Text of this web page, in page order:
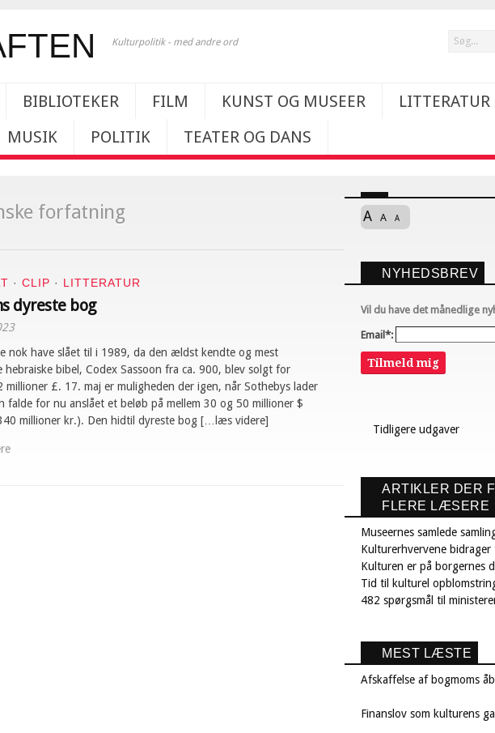
Kulturpolitik - med andre ord
BIBLIOTEKER FILM KUNST OG MUSEER
LITTERATUR
MUSIK POLITIK TEATER OG DANS
forfatning
· CLIP · LITTERATUR
dyreste bog
nok have slået til i 1989, da den ældst kendte og mest
hebraiske bibel, Codex Sassoon fra ca. 900, blev solgt for
millioner £. 17. maj er muligheden der igen, når Sothebys lader
falde for nu anslået et beløb på mellem 30 og 50 millioner $
millioner kr.). Den hidtil dyreste bog […læs videre]
A A A
NYHEDSBREV
Vil du have det månedlige
Email*:
Tilmeld mig
Tidligere udgaver
ARTIKLER DER
FLERE LÆSERE
Museernes samlede
Kulturerhvervene
Kulturen er på borgernes
Tid til kulturel
482 spørgsmål til
MEST LÆSTE
Afskaffelse af bogmoms
Finanslov som kulturens